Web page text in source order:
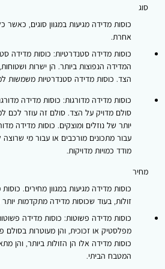
סוג
כוסות מדידה מגיעות במגוון סוגים,
אחרת.
כוסות מדידה סטנדרטיות: כוסות מדידה
המדידה הנפוצות ביותר. הן ישרות
הצד. כוסות מדידה סטנדרטיות משמשות
כוסות מדידה מדורגות: כוסות מדידה
סולם מדויק על הצד. סולם זה עוזר לכם
יותר של נוזלים ומוצקים. כוסות מדידה
עבור מתכונים מורכבים או עבור מי
מודד כמויות מדויקות.
מחיר
כוסות מדידה מגיעות במגוון מחירים.
זולות, בעוד שכוסות מדידה מתקדמות יותר
כוסות מדידה פשוטות: כוסות מדידה
מפלסטיק או זכוכית, והן מעוטרות בסולם
כוסות מדידה אלו הן הזולות ביותר, והן
המטבח הביתי.